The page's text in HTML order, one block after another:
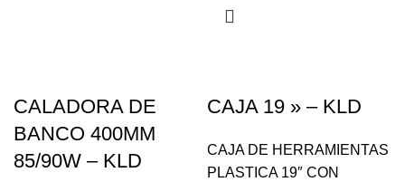
CALADORA DE
BANCO 400MM
85/90W – KLD
CAJA 19 » – KLD
CAJA DE HERRAMIENTAS
PLASTICA 19″ CON